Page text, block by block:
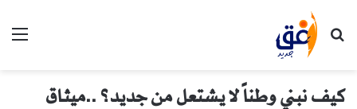
بحث عن
كيف نبني وطناً لا يشتعل من جديد؟ ..ميثاق